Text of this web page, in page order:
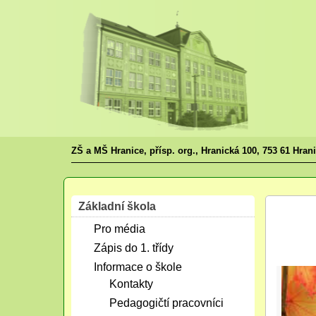
ZŠ a MŠ Hranice, přísp. org., Hranická 100, 753 61
Základní škola
Pro média
Zápis do 1. třídy
Informace o škole
Kontakty
Pedagogičtí pracovníci